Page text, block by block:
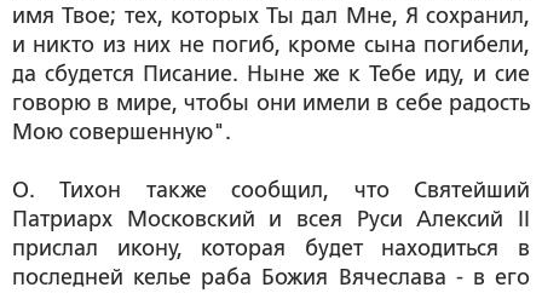
имя Твое; тех, которых Ты дал Мне, Я сохранил,
и никто из них не погиб, кроме сына погибели,
да сбудется Писание. Ныне же к Тебе иду, и сие
говорю в мире, чтобы они имели в себе радость
Мою совершенную".
О. Тихон также сообщил, что Святейший
Патриарх Московский и всея Руси Алексий II
прислал икону, которая будет находиться в
последней келье раба Божия Вячеслава - в его